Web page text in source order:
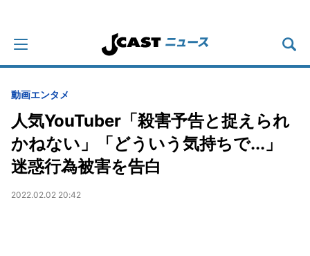
動画エンタメ
人気YouTuber「殺害予告と捉えられ
かねない」「どういう気持ちで...」
迷惑行為被害を告白
2022.02.02 20:42